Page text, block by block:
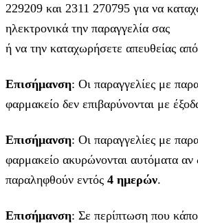
229209 και 2311 270795 για να
ηλεκτρονικά την παραγγελία σας
ή να την καταχωρήσετε απευθείας
Επισήμανση: Οι παραγγελίες με
φαρμακείο δεν επιβαρύνονται με
Επισήμανση: Οι παραγγελίες με
φαρμακείο ακυρώνονται αυτόματα αν
παραληφθούν εντός 4 ημερών.
Επισήμανση: Σε περίπτωση που